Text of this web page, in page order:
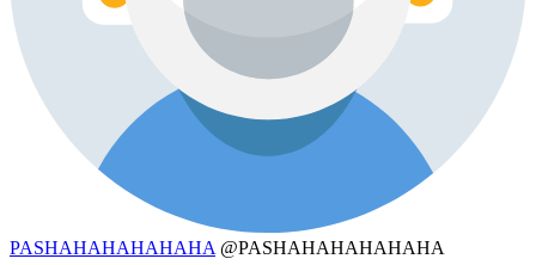
PASHAHAHAHAHAHA @PASHAHAHAHAHAHA